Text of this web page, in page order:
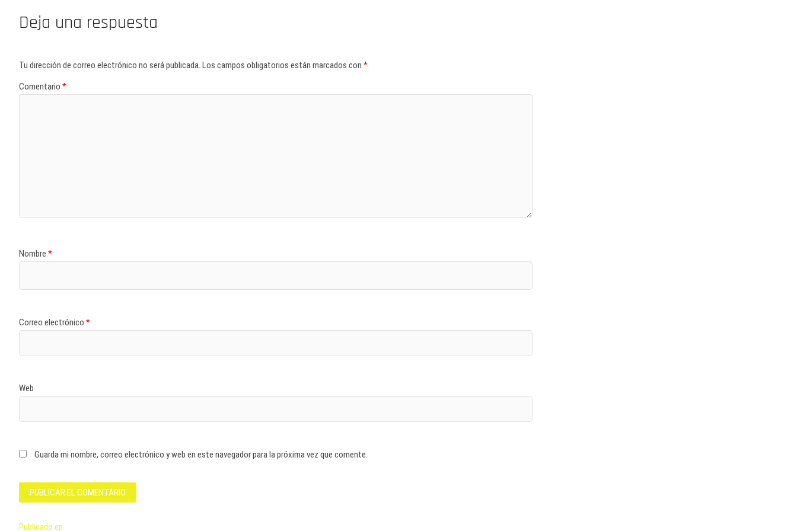
Deja una respuesta
Tu dirección de correo electrónico no será publicada. Los campos obligatorios están marcados con *
Comentario *
Nombre *
Correo electrónico *
Web
Guarda mi nombre, correo electrónico y web en este navegador para la próxima vez que comente.
Publicado en